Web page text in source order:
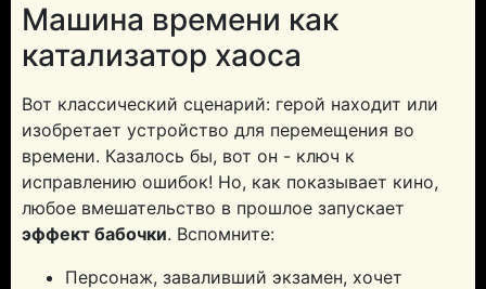
Машина времени как
катализатор хаоса
Вот классический сценарий: герой находит или
изобретает устройство для перемещения во
времени. Казалось бы, вот он - ключ к
исправлению ошибок! Но, как показывает кино,
любое вмешательство в прошлое запускает
эффект бабочки. Вспомните:
Персонаж, заваливший экзамен, хочет